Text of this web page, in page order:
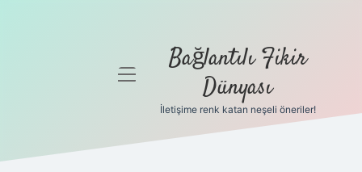
Gizlilik
menüyü
Bağlantılı Fikir
Dünyası
İletişime renk katan neşeli öneriler!